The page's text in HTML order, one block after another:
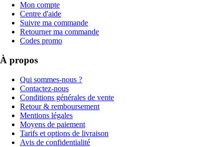
Mon compte
Centre d'aide
Suivre ma commande
Retourner ma commande
Codes promo
À propos
Qui sommes-nous ?
Contactez-nous
Conditions générales de vente
Retour & remboursement
Mentions légales
Moyens de paiement
Tarifs et options de livraison
Avis de confidentialité